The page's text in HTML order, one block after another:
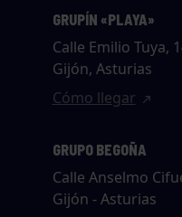
GRUPÍN «PLAYA»
Calle Emilio Tuya,
Gijón, Asturias
Cómo llegar
GRUPO BEGOÑA
Calle Anselmo
Gijón - Asturias